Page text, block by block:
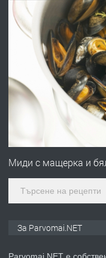
ПРЕДЛАГА
Миди с мащерка и
За Parvomai.NET